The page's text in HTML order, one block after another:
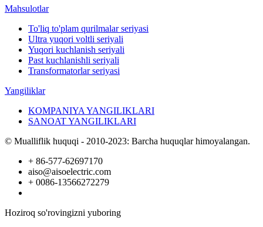
Mahsulotlar
To'liq to'plam qurilmalar seriyasi
Ultra yuqori voltli seriyali
Yuqori kuchlanish seriyali
Past kuchlanishli seriyali
Transformatorlar seriyasi
Yangiliklar
KOMPANIYA YANGILIKLARI
SANOAT YANGILIKLARI
© Mualliflik huquqi - 2010-2023: Barcha huquqlar himoyalangan.
+ 86-577-62697170
aiso@aisoelectric.com
+ 0086-13566272279
Hoziroq so'rovingizni yuboring